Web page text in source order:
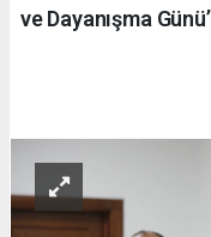
ve Dayanışma